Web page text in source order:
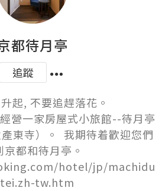
都待月亭
追蹤
起, 不要追趕落花。
營一家房屋式小旅館--待月亭
產東寺）。  我期待着歡迎您們
京都和待月亭。
hotel/jp/machidu
tw.htm